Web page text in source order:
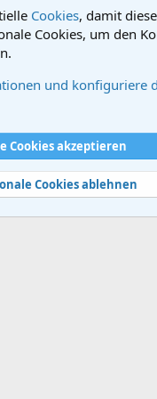
Datenschutz
R
S
® © 2010-2024 XenForo Ltd.
Cookies, damit
Cookies, um den
und konfiguriere
Cookies akzeptieren
Cookies ablehnen